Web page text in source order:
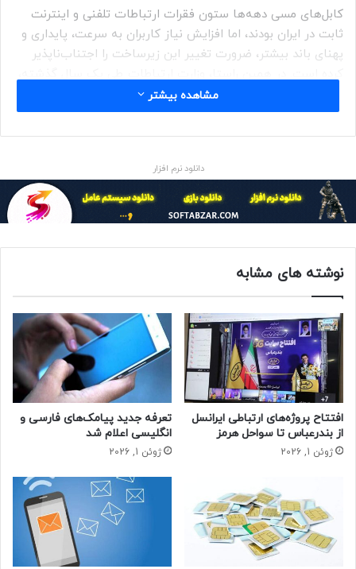
کابل‌های مسی دهه‌ها ستون فقرات ارتباطات تلفنی و اینترنت
ثابت در ایران بودند، اما افزایش نیاز کاربران به سرعت، پایداری و
پهنای باند بیشتر، ضرورت تغییر این زیرساخت را اجتناب‌ناپذیر
با تمرکز بر هم‌افزایی با بخش خصوصی، مأموریت گذار کامل از
بستر مس به فیبر نوری را به شرکت مخابرات ایران واگذار کرد. روز
گذشته با حضور وزیر ارتباطات و جمعی از مدیران ارشد حوزه
فارس، گیلان و تهران به‌طور رسمی آغاز شد.
جزئیات پروژه سوآپ و اهداف آن
پروژه «سوآپ» با سرمایه‌گذاری بالغ بر پنج میلیارد دلار و با
مشارکت اپراتورها و تولیدکنندگان داخلی اجرا می‌شود. بر اساس
برنامه‌ریزی انجام‌شده، تا پایان دولت چهاردهم بیش از ۶۰ درصد
جمعیت کشور به فیبر نوری دسترسی خواهند داشت و تمامی
مراکز استان‌ها نیز تا پایان امسال تحت پوشش قرار می‌گیرند.
به گفته محمد جعفرپور، مدیرعامل شرکت مخابرات ایران، با اجرای
این طرح، میانگین سرعت اینترنت ثابت از ۱۶ مگابیت به حدود
۱۰۰۰ مگابیت بر ثانیه افزایش می‌یابد. او همچنین از کاهش
هشت‌برابری مصرف انرژی نسبت به شبکه مسی و ایجاد ده‌ها هزار
شغل مستقیم و غیرمستقیم به‌عنوان دستاوردهای کلیدی این
پروژه یاد کرد.
مزایای اقتصادی و زیست‌محیطی فیبر نوری
فیبر نوری نه‌تنها باعث افزایش سرعت و پایداری خدمات اینترنتی
می‌شود، بلکه از منظر اقتصادی و زیست‌محیطی نیز نقش مهمی
مشاهده بیشتر
دانلود نرم افزار
نوشته های مشابه
افتتاح پروژه‌های ارتباطی ایرانسل
از بندرعباس تا سواحل هرمز
ژوئن 1, 2026
تعرفه جدید پیامک‌های فارسی و
انگلیسی اعلام شد
ژوئن 1, 2026